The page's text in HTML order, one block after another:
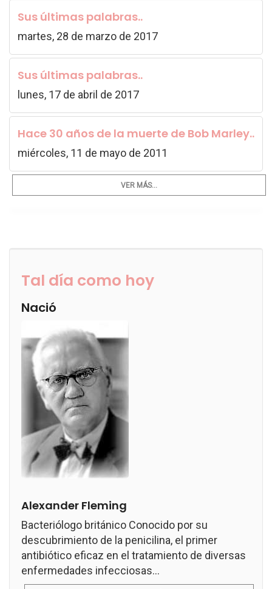
Sus últimas palabras..
martes, 28 de marzo de 2017
Sus últimas palabras..
lunes, 17 de abril de 2017
Hace 30 años de la muerte de Bob Marley..
miércoles, 11 de mayo de 2011
VER MÁS...
Tal día como hoy
Nació
Alexander Fleming
Bacteriólogo británico Conocido por su
descubrimiento de la penicilina, el primer
antibiótico eficaz en el tratamiento de diversas
enfermedades infecciosas...